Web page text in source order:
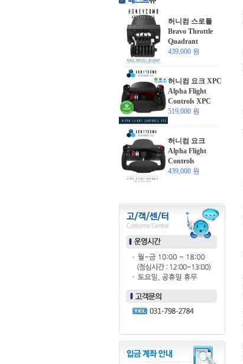
허니컴 스로틀
Bravo Throttle
Quadrant
439,000 원
허니컴 요크 XPC
Alpha Flight
Controls XPC
519,000 원
허니컴 요크
Alpha Flight
Controls
439,000 원